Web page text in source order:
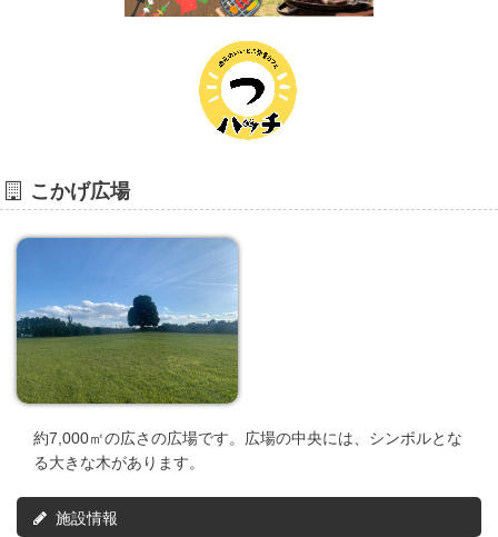
こかげ広場
約7,000㎡の広さの広場です。広場の中央には、シンボルとな
る大きな木があります。
施設情報